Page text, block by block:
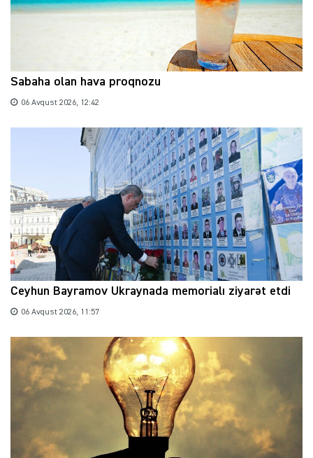
Sabaha olan hava proqnozu
06 Avqust 2026, 12:42
Ceyhun Bayramov Ukraynada memorialı ziyarət etdi
06 Avqust 2026, 11:57